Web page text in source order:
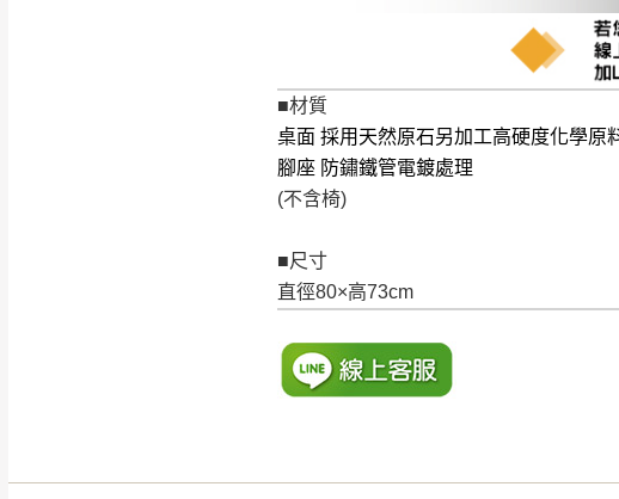
■材質
桌面 採用天然原石另加工高硬度化學原
腳座 防鏽鐵管電鍍處理
(不含椅)
■尺寸
直徑80×高73cm